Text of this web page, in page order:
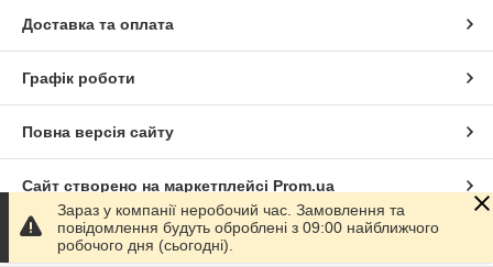
Доставка та оплата
Графік роботи
Повна версія сайту
Сайт створено на маркетплейсі Prom.ua
Політика конфіденційності
Зараз у компанії неробочий час. Замовлення та
повідомлення будуть оброблені з 09:00 найближчого
робочого дня (сьогодні).